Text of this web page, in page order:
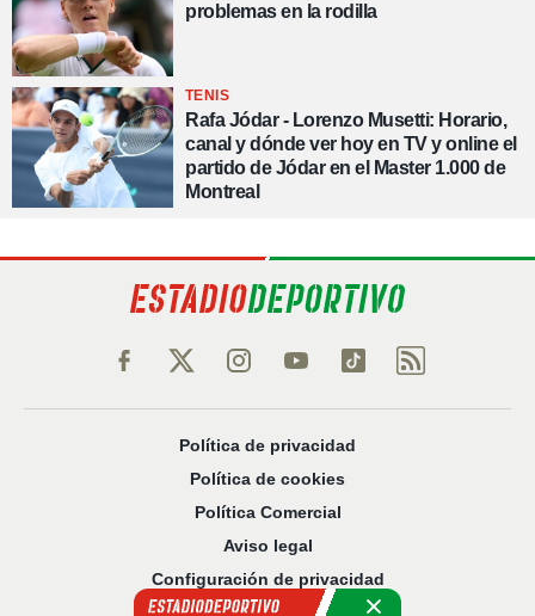
problemas en la rodilla
TENIS
Rafa Jódar - Lorenzo Musetti: Horario,
canal y dónde ver hoy en TV y online el
partido de Jódar en el Master 1.000 de
Montreal
Política de privacidad
Política de cookies
Política Comercial
Aviso legal
Configuración de privacidad
Sobre nosotros